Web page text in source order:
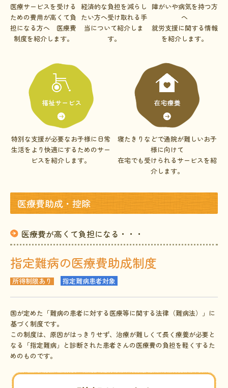
社会保障制度
難病研究班の情報発信
HAM研究班
神経免疫班
移行期医療
当サイトについて
会員登録のメリット
お問合せ
難病患者さんの生活と治療に関する実態調査
医療サービスを受ける
ための費用が高くて負
担になる方へ 医療費
制度を紹介します。
経済的な負担を減らし
たい方へ受け取れる手
当について紹介しま
す。
障がいや病気を持つ方
へ
就労支援に関する情報
を紹介します。
特別な支援が必要なお子様に日常
生活をより快適にするためのサー
ビスを紹介します。
寝たきりなどで通院が難しいお子
様に向けて
在宅でも受けられるサービスを紹
介します。
医療費助成・控除
医療費が高くて負担になる・・・
指定難病の医療費助成制度
所得制限あり 指定難病患者対象
国が定めた「難病の患者に対する医療等に関する法律（難病法）」に
基づく制度です。
この制度は、原因がはっきりせず、治療が難しくて長く療養が必要と
なる「指定難病」と診断された患者さんの医療費の負担を軽くするた
めのものです。